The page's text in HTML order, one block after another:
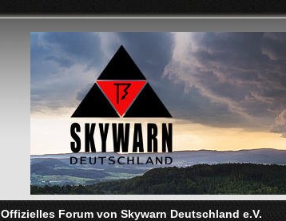
Offizielles Forum von Skywarn Deutschland e.V.